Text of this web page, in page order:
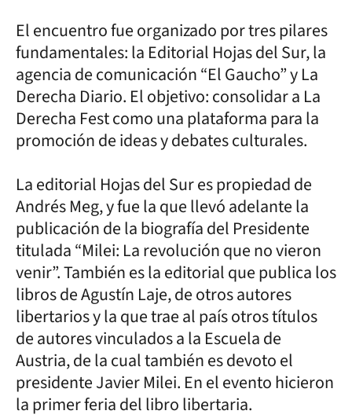
El encuentro fue organizado por tres pilares
fundamentales: la Editorial Hojas del Sur, la
agencia de comunicación “El Gaucho” y La
Derecha Diario. El objetivo: consolidar a La
Derecha Fest como una plataforma para la
promoción de ideas y debates culturales.
La editorial Hojas del Sur es propiedad de
Andrés Meg, y fue la que llevó adelante la
publicación de la biografía del Presidente
titulada “Milei: La revolución que no vieron
venir”. También es la editorial que publica los
libros de Agustín Laje, de otros autores
libertarios y la que trae al país otros títulos
de autores vinculados a la Escuela de
Austria, de la cual también es devoto el
presidente Javier Milei. En el evento hicieron
la primer feria del libro libertaria.